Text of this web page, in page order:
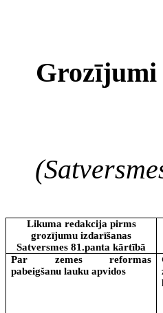
Grozījumi
Likuma redakcija pirms
grozījumu izdarīšanas
Satversmes 81.panta kārtībā
Par zemes reformas
pabeigšanu lauku apvidos